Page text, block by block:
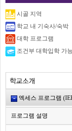
시골 지역
학교 내 기숙사/숙박
대학 프로그램
조건부 대학입학 가능
엑세스 프로그램
프로그램 설명